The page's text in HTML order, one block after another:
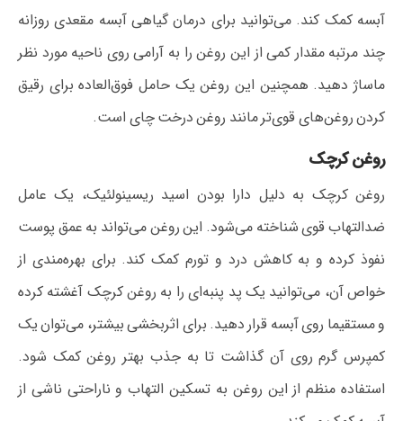
آبسه کمک کند. می‌توانید برای درمان گیاهی آبسه مقعدی روزانه
چند مرتبه مقدار کمی از این روغن را به آرامی روی ناحیه مورد نظر
ماساژ دهید. همچنین این روغن یک حامل فوق‌العاده برای رقیق
کردن روغن‌های قوی‌تر مانند روغن درخت چای است.
روغن کرچک
روغن کرچک به دلیل دارا بودن اسید ریسینولئیک، یک عامل
ضدالتهاب قوی شناخته می‌شود. این روغن می‌تواند به عمق پوست
نفوذ کرده و به کاهش درد و تورم کمک کند. برای بهره‌مندی از
خواص آن، می‌توانید یک پد پنبه‌ای را به روغن کرچک آغشته کرده
و مستقیما روی آبسه قرار دهید. برای اثربخشی بیشتر، می‌توان یک
کمپرس گرم روی آن گذاشت تا به جذب بهتر روغن کمک شود.
استفاده منظم از این روغن به تسکین التهاب و ناراحتی ناشی از